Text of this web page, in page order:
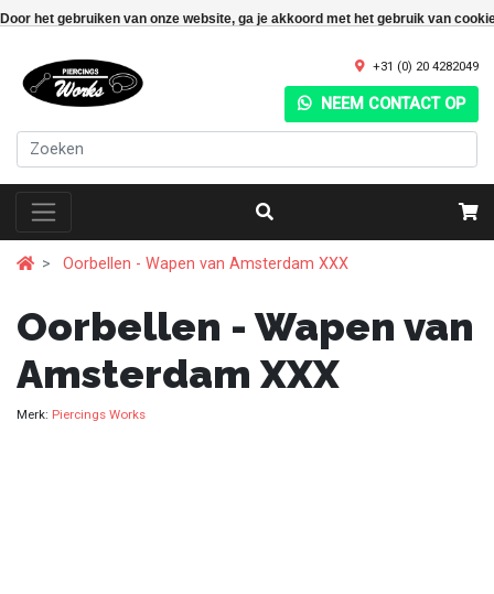
Door het gebruiken van onze website, ga je akkoord met het gebruik van
+31 (0) 20 4282049
NEEM CONTACT OP
Oorbellen - Wapen van Amsterdam XXX
Oorbellen - Wapen van
Amsterdam XXX
Merk: Piercings Works